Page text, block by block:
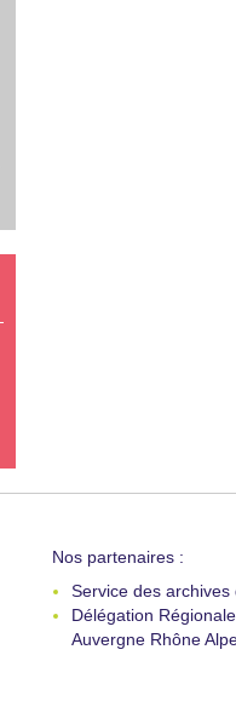
Nos partenaires :
Service des archives
Délégation
Auvergne Rhône